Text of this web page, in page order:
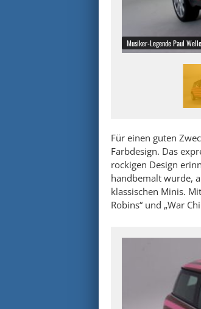
Musiker-Legende Paul
Für einen guten
Farbdesign. Das
rockigen Design
handbemalt wurde,
klassischen Minis.
Robins“ und „War